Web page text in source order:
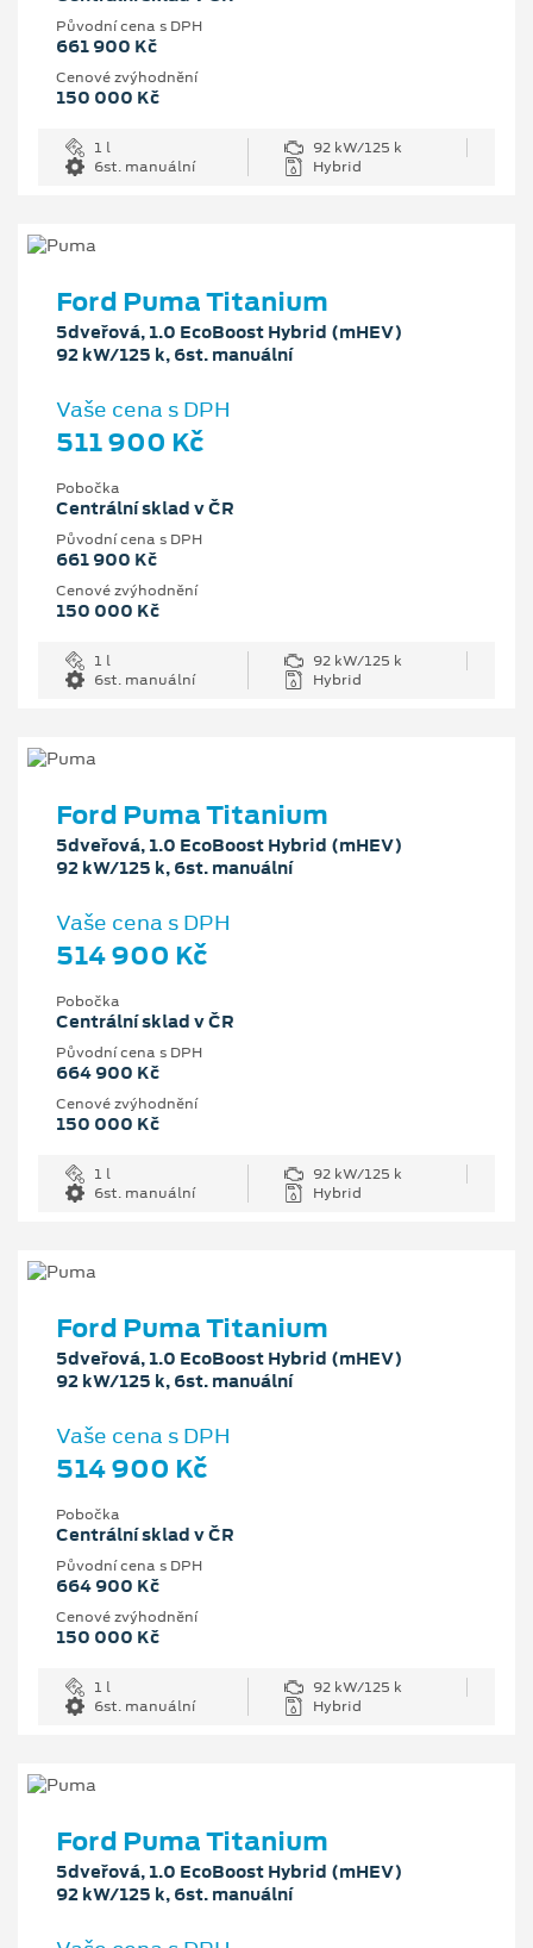
Původní cena s DPH
661 900 Kč
Cenové zvýhodnění
150 000 Kč
1 l
92 kW/125 k
6st. manuální
Hybrid
Ford Puma Titanium
5dveřová, 1.0 EcoBoost Hybrid (mHEV)
92 kW/125 k, 6st. manuální
Vaše cena s DPH
511 900 Kč
Pobočka
Centrální sklad v ČR
Původní cena s DPH
661 900 Kč
Cenové zvýhodnění
150 000 Kč
1 l
92 kW/125 k
6st. manuální
Hybrid
Ford Puma Titanium
5dveřová, 1.0 EcoBoost Hybrid (mHEV)
92 kW/125 k, 6st. manuální
Vaše cena s DPH
514 900 Kč
Pobočka
Centrální sklad v ČR
Původní cena s DPH
664 900 Kč
Cenové zvýhodnění
150 000 Kč
1 l
92 kW/125 k
6st. manuální
Hybrid
Ford Puma Titanium
5dveřová, 1.0 EcoBoost Hybrid (mHEV)
92 kW/125 k, 6st. manuální
Vaše cena s DPH
514 900 Kč
Pobočka
Centrální sklad v ČR
Původní cena s DPH
664 900 Kč
Cenové zvýhodnění
150 000 Kč
1 l
92 kW/125 k
6st. manuální
Hybrid
Ford Puma Titanium
5dveřová, 1.0 EcoBoost Hybrid (mHEV)
92 kW/125 k, 6st. manuální